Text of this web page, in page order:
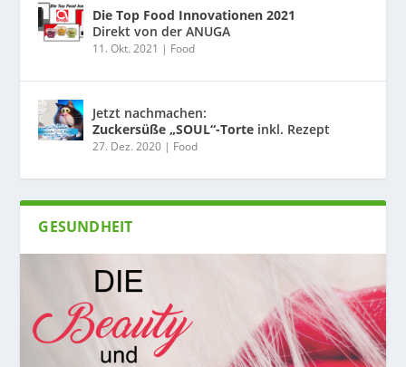
Die Top Food Innovationen 2021
Direkt von der ANUGA
11. Okt. 2021 | Food
Jetzt nachmachen:
Zuckersüße „SOUL“-Torte inkl. Rezept
27. Dez. 2020 | Food
GESUNDHEIT